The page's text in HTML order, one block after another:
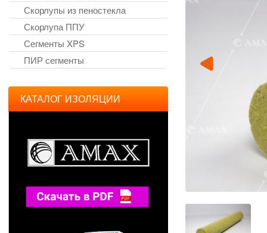
Скорлупы из пеностекла
Скорлупа ППУ
Сегменты XPS
ПИР сегменты
КАТАЛОГ ИЗОЛЯЦИИ